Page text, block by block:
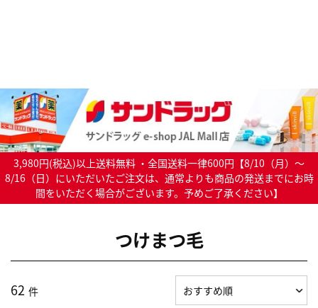
3,980円(税込)以上送料無料 ・全国送料一律600円【8/10（月）～
8/16（日）にいただいたご注文は、通常よりも商品の発送までにお時
間をいただく場合がございます。予めご了承ください】
つけまつ毛
62 件